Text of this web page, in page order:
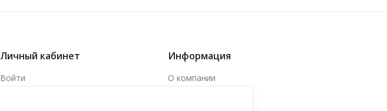
Личный кабинет
Войти
Информация
О компании